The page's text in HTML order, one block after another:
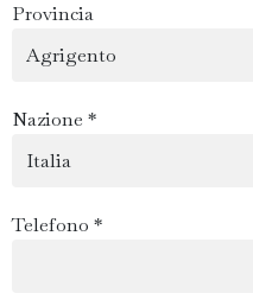
Provincia
Nazione *
Telefono *